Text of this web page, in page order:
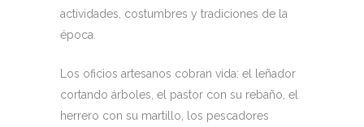
actividades, costumbres y tradiciones de la
época.
Los oficios artesanos cobran vida: el leñador
cortando árboles, el pastor con su rebaño, el
herrero con su martillo, los pescadores